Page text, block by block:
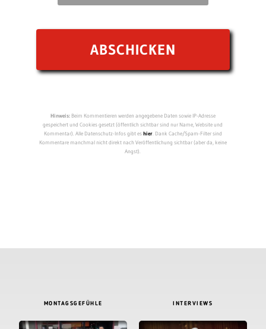
Hinweis:Beim Kommentieren werden angegebene Daten sowie IP-Adresse
gespeichert und Cookies gesetzt (öffentlich sichtbar sind nur Name, Website und
Kommentar). Alle Datenschutz-Infos gibt eshier. Dank Cache/Spam-Filter sind
Kommentare manchmal nicht direkt nach Veröffentlichung sichtbar (aber da, keine
Angst).
MONTAGSGEFÜHLE INTERVIEWS